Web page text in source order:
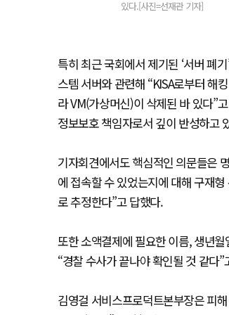
있다.[사진=선재관 기자]
특히 최근 국회에서 제기된 ‘서버 폐
스템 서버와 관련해 “KISA로부터 해
라 VM(가상머신)이 삭제된 바 있다”
정보보호 책임자로서 깊이 반성하고
기자회견에서도 핵심적인 의문들은
에 접속할 수 있었는지에 대해 구재
로 추정한다”고 답했다.
또한 소액결제에 필요한 이름, 생년
“경찰 수사가 끝나야 확인될 것 같다
김영걸 서비스프로덕트본부장은 피